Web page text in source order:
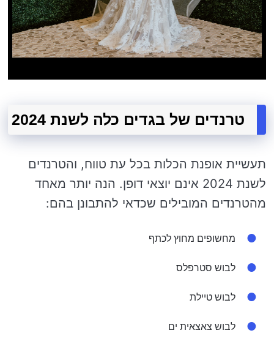
טרנדים של בגדים כלה לשנת 2024
תעשיית אופנת הכלות בכל עת טווח, והטרנדים
לשנת 2024 אינם יוצאי דופן. הנה יותר מאחד
מהטרנדים המובילים שכדאי להתבונן בהם:
מחשופים מחוץ לכתף
לבוש סטרפלס
לבוש טיילת
לבוש צאצאית ים